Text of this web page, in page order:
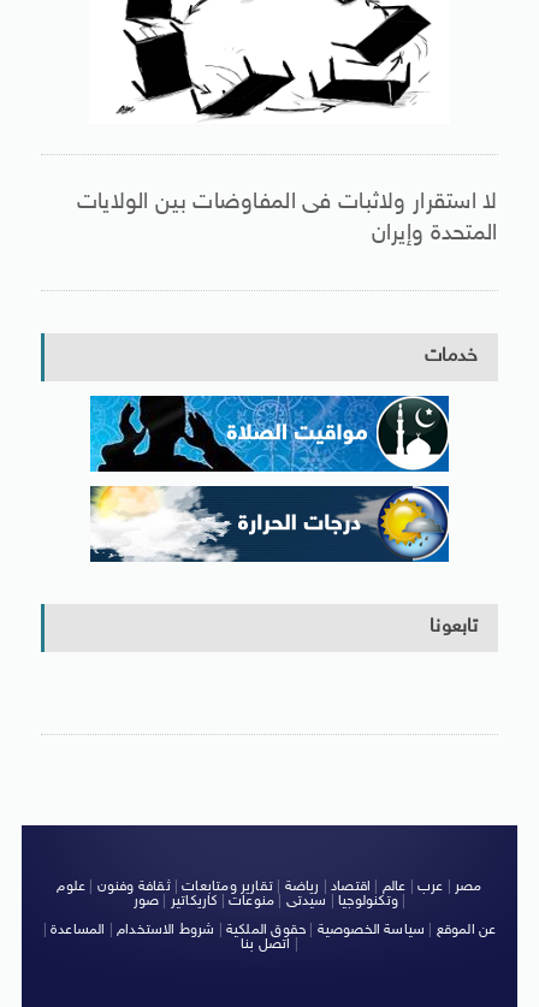
لا استقرار ولاثبات فى المفاوضات بين الولايات
المتحدة وإيران
خدمات
تابعونا
مصر عرب عالم اقتصاد رياضة |تقارير ومتابعات|ثقافة وفنون
علوم
وتكنولوجيا| سيدتى منوعات كاريكاتير صور
|
عن الموقع
سياسة الخصوصية حقوق الملكية شروط الاستخدام| المساعدة|
اتصل بنا